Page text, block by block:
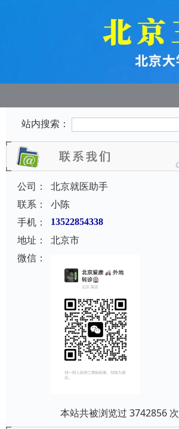
站内搜索：
公司：
北京就医助手
联系：
小陈
手机：
13522854338
地址：
北京市
微信：
本站共被浏览过 3742856 次